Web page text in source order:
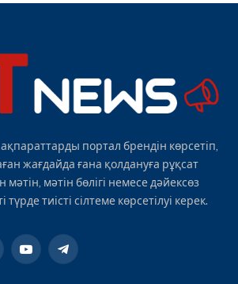
портал брендін көрсетіп,
жағдайда ғана қолдануға рұқсат
мәтін, мәтін бөлігі немесе дәйексөз
тиісті сілтеме көрсетілуі керек.
YouTubeTelegram